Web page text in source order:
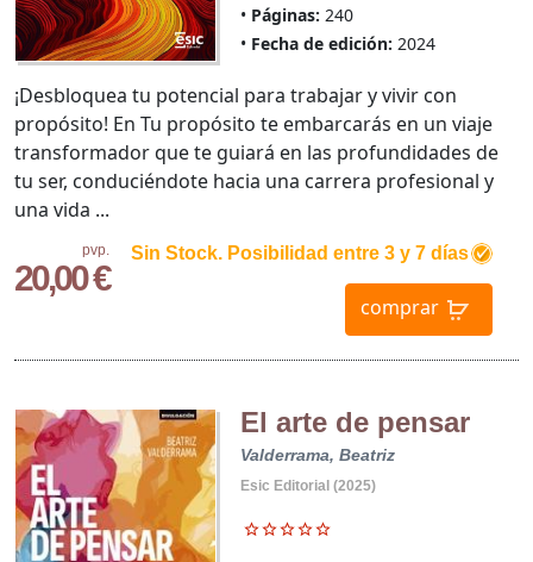
Páginas: 240
Fecha de edición: 2024
pvp.
20,00 €
Sin Stock. Posibilidad entre 3 y 7 días
comprar
¡Desbloquea tu potencial para trabajar y vivir con
propósito! En Tu propósito te embarcarás en un viaje
transformador que te guiará en las profundidades de
tu ser, conduciéndote hacia una carrera profesional y
una vida ...
El arte de pensar
Valderrama, Beatriz
Esic Editorial (2025)